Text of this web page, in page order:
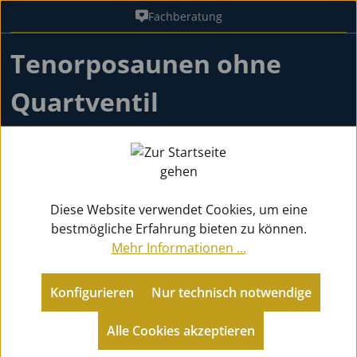
Zum Hauptinhalt springenFachberatung
Tenorposaunen ohne
Quartventil
Die Haupteinsatzgebiete für die Posaune ohne
Quartventil sind als Lead-Posaune: In einer Big Band
Zurück zu Posaunen
Diese Website verwendet Cookies, um eine
bestmögliche Erfahrung bieten zu können.
Mehr Informationen ...
Konfigurieren
Alle Cookies akzeptieren
Nur technisch notwendige